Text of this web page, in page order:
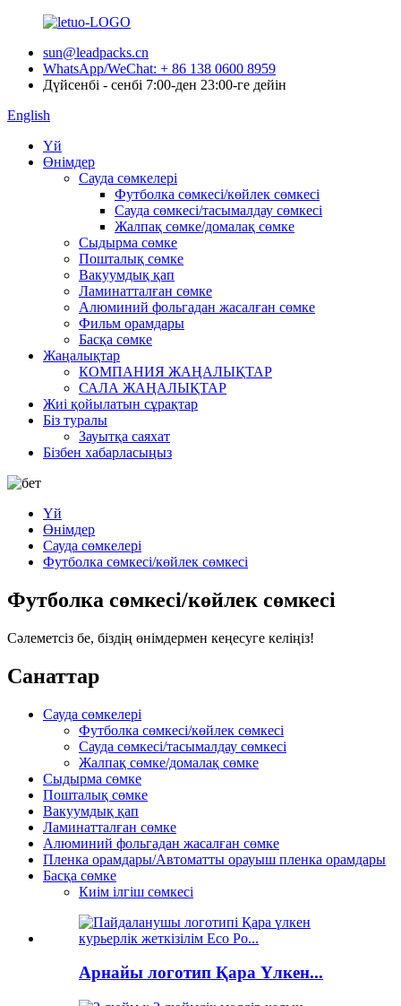
sun@leadpacks.cn
WhatsApp/WeChat: + 86 138 0600 8959
Дүйсенбі - сенбі 7:00-ден 23:00-ге дейін
English
Үй
Өнімдер
Сауда сөмкелері
Футболка сөмкесі/көйлек сөмкесі
Сауда сөмкесі/тасымалдау сөмкесі
Жалпақ сөмке/домалақ сөмке
Сыдырма сөмке
Пошталық сөмке
Вакуумдық қап
Ламинатталған сөмке
Алюминий фольгадан жасалған сөмке
Фильм орамдары
Басқа сөмке
Жаңалықтар
КОМПАНИЯ ЖАҢАЛЫҚТАР
САЛА ЖАҢАЛЫҚТАР
Жиі қойылатын сұрақтар
Біз туралы
Зауытқа саяхат
Бізбен хабарласыңыз
Үй
Өнімдер
Сауда сөмкелері
Футболка сөмкесі/көйлек сөмкесі
Футболка сөмкесі/көйлек сөмкесі
Сәлеметсіз бе, біздің өнімдермен кеңесуге келіңіз!
Санаттар
Сауда сөмкелері
Футболка сөмкесі/көйлек сөмкесі
Сауда сөмкесі/тасымалдау сөмкесі
Жалпақ сөмке/домалақ сөмке
Сыдырма сөмке
Пошталық сөмке
Вакуумдық қап
Ламинатталған сөмке
Алюминий фольгадан жасалған сөмке
Пленка орамдары/Автоматты орауыш пленка орамдары
Басқа сөмке
Киім ілгіш сөмкесі
Арнайы логотип Қара Үлкен...